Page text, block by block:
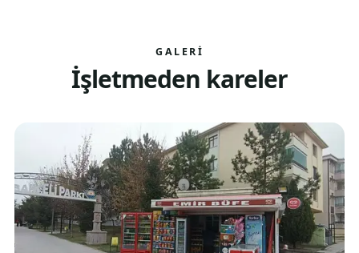
GALERI
İşletmeden kareler